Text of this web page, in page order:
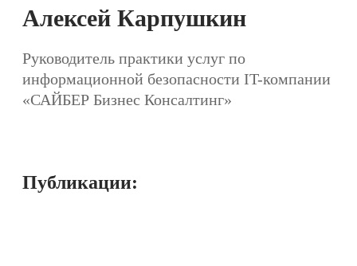
Алексей Карпушкин
Руководитель практики услуг по
информационной безопасности IT-компании
«САЙБЕР Бизнес Консалтинг»
Публикации: